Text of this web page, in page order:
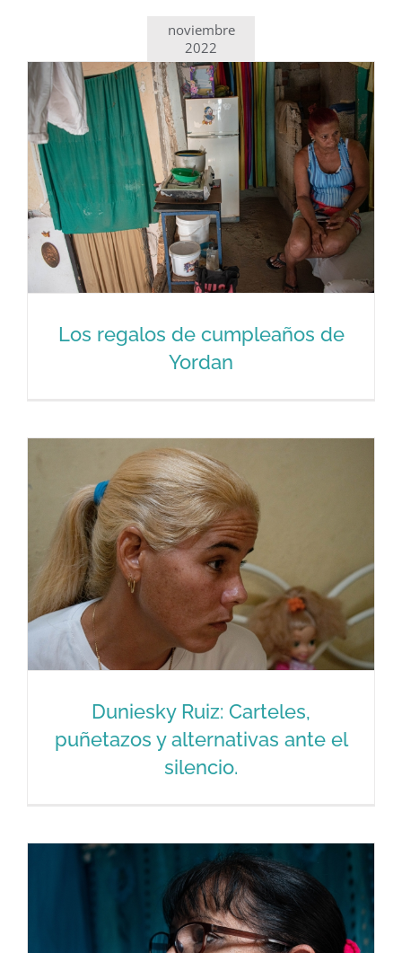
Marta, de San José y del 11J
noviembre
2022
Yordan
Los regalos de cumpleaños de
Yordan
Duniesky Ruiz: Carteles,
puñetazos y alternativas ante el
silencio.